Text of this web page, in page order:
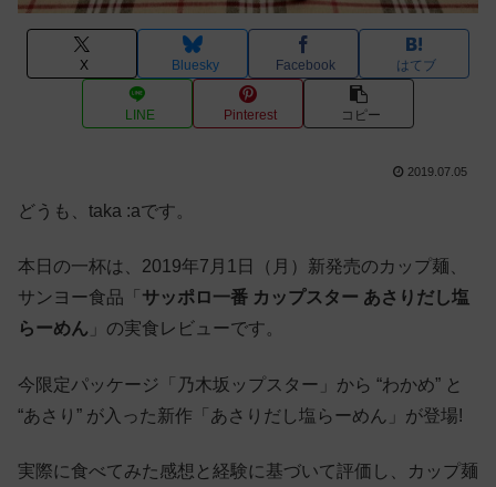
X Bluesky Facebook はてブ
LINE Pinterest コピー
2019.07.05
どうも、taka :aです。
本日の一杯は、2019年7月1日（月）新発売のカップ麺、
サンヨー食品「 サッポロ一番 カップスター あさりだし塩
らーめん 」の実食レビューです。
今限定パッケージ「乃木坂ップスター」から “わかめ” と
“あさり” が入った新作「あさりだし塩らーめん」が登場!
実際に食べてみた感想と経験に基づいて評価し、カップ麺